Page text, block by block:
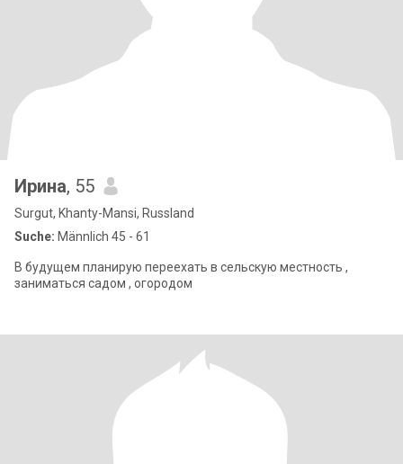
Ирина, 55
Surgut, Khanty-Mansi, Russland
Suche: Männlich 45 - 61
В будущем планирую переехать в сельскую местность ,
заниматься садом , огородом